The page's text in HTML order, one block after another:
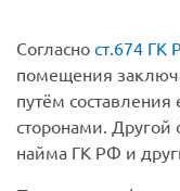
Согласно ст.674 ГК
помещения
путём
сторонами.
найма ГК РФ и